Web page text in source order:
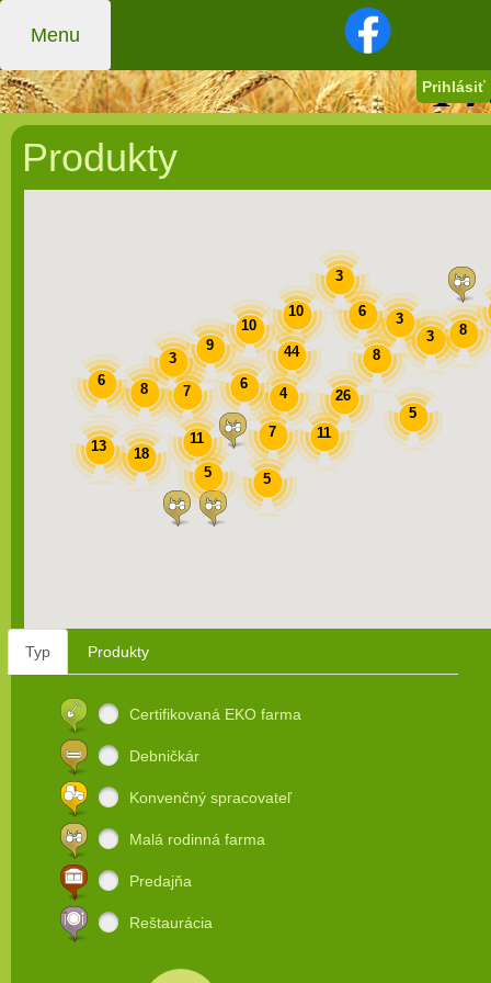
Menu
Prihlásiť
Produkty
8
7
7
10
18
5
6
44
3
10
13
6
8
11
6
8
4
9
5 5
11
3
26
3
3
Typ Produkty
Certifikovaná EKO farma
Debničkár
Konvenčný spracovateľ
Malá rodinná farma
Predajňa
Reštaurácia